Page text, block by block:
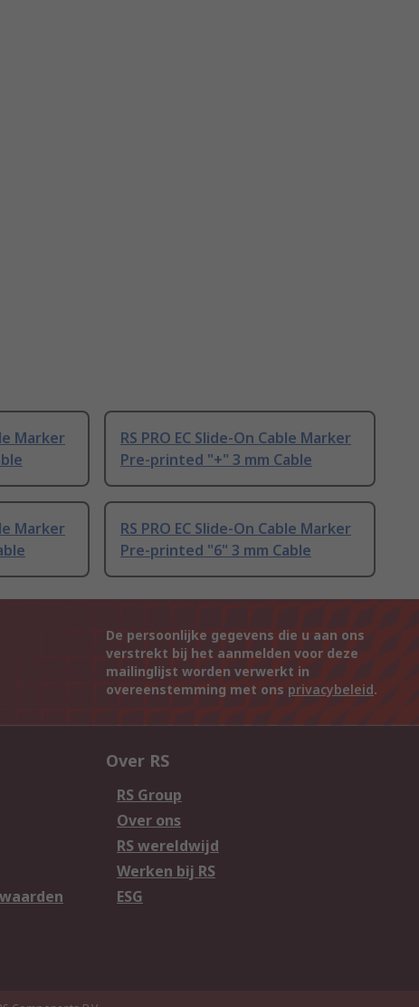
Marker
RS PRO EC Slide-On Cable Marker
Pre-printed "+" 3 mm Cable
Marker
RS PRO EC Slide-On Cable Marker
Pre-printed "6" 3 mm Cable
De persoonlijke gegevens die u aan ons
verstrekt bij het aanmelden voor deze
mailinglijst worden verwerkt in
overeenstemming met ons privacybeleid.
Over RS
RS Group
Over ons
RS wereldwijd
Werken bij RS
ESG